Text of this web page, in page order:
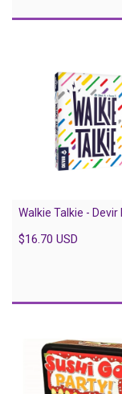
Walkie Talkie - Devir
$16.70 USD